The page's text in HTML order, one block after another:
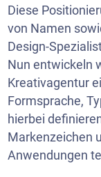
Diese
von Namen
Design-
Nun entwickeln
Kreativagentur
Formsprache,
hierbei
Markenzeichen
Anwendungen